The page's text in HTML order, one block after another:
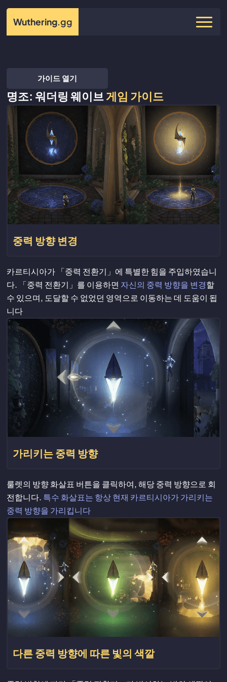
Wuthering.gg
가이드 열기
명조: 워더링 웨이브게임 가이드
중력 방향 변경
카르티시아가 「중력 전환기」에 특별한 힘을 주입하였습니
다. 「중력 전환기」를 이용하면 자신의 중력 방향을 변경할
수 있으며, 도달할 수 없었던 영역으로 이동하는 데 도움이 됩
니다
가리키는 중력 방향
룰렛의 방향 화살표 버튼을 클릭하여, 해당 중력 방향으로 회
전합니다. 특수 화살표는 항상 현재 카르티시아가 가리키는
중력 방향을 가리킵니다
다른 중력 방향에 따른 빛의 색깔